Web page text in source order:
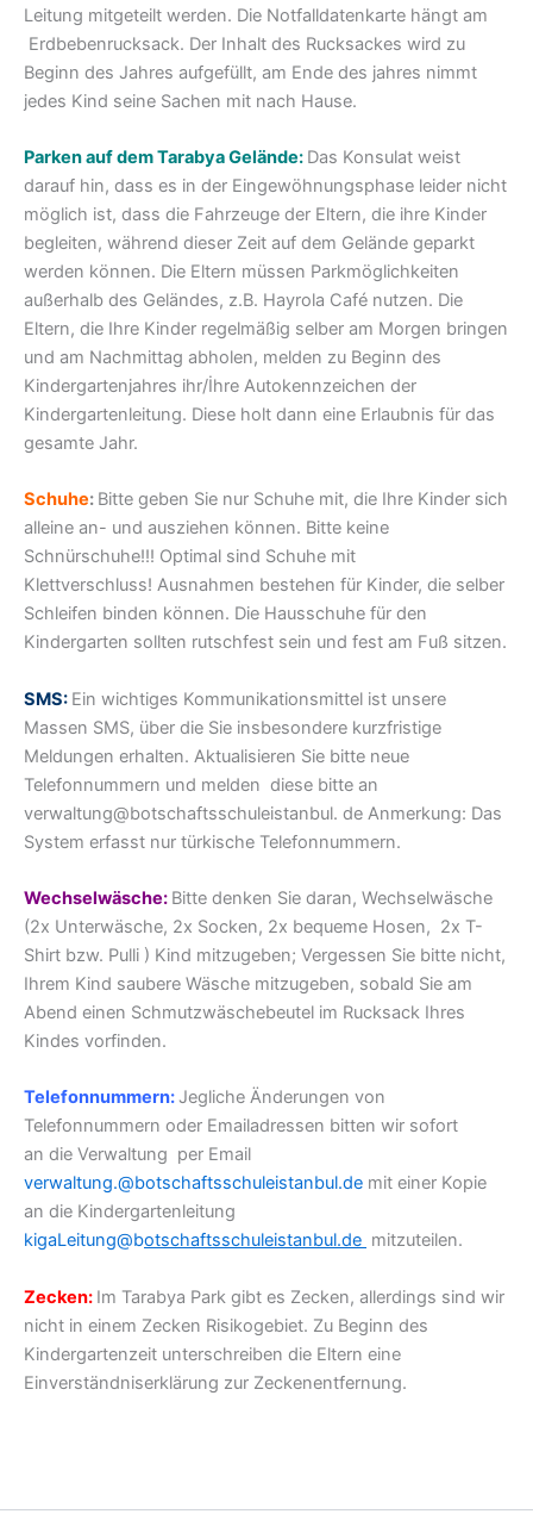
Leitung mitgeteilt werden. Die Notfalldatenkarte hängt am
Erdbebenrucksack. Der Inhalt des Rucksackes wird zu
Beginn des Jahres aufgefüllt, am Ende des jahres nimmt
jedes Kind seine Sachen mit nach Hause.
Parken auf dem Tarabya Gelände: Das Konsulat weist
darauf hin, dass es in der Eingewöhnungsphase leider nicht
möglich ist, dass die Fahrzeuge der Eltern, die ihre Kinder
begleiten, während dieser Zeit auf dem Gelände geparkt
werden können. Die Eltern müssen Parkmöglichkeiten
außerhalb des Geländes, z.B. Hayrola Café nutzen. Die
Eltern, die Ihre Kinder regelmäßig selber am Morgen bringen
und am Nachmittag abholen, melden zu Beginn des
Kindergartenjahres ihr/İhre Autokennzeichen der
Kindergartenleitung. Diese holt dann eine Erlaubnis für das
gesamte Jahr.
Schuhe: Bitte geben Sie nur Schuhe mit, die Ihre Kinder sich
alleine an- und ausziehen können. Bitte keine
Schnürschuhe!!! Optimal sind Schuhe mit
Klettverschluss! Ausnahmen bestehen für Kinder, die selber
Schleifen binden können. Die Hausschuhe für den
Kindergarten sollten rutschfest sein und fest am Fuß sitzen.
SMS: Ein wichtiges Kommunikationsmittel ist unsere
Massen SMS, über die Sie insbesondere kurzfristige
Meldungen erhalten. Aktualisieren Sie bitte neue
Telefonnummern und melden diese bitte an
verwaltung@botschaftsschuleistanbul. de Anmerkung: Das
System erfasst nur türkische Telefonnummern.
Wechselwäsche: Bitte denken Sie daran, Wechselwäsche
(2x Unterwäsche, 2x Socken, 2x bequeme Hosen, 2x T-
Shirt bzw. Pulli ) Kind mitzugeben; Vergessen Sie bitte nicht,
Ihrem Kind saubere Wäsche mitzugeben, sobald Sie am
Abend einen Schmutzwäschebeutel im Rucksack Ihres
Kindes vorfinden.
Telefonnummern: Jegliche Änderungen von
Telefonnummern oder Emailadressen bitten wir sofort
an die Verwaltung per Email
verwaltung.@botschaftsschuleistanbul.de mit einer Kopie
an die Kindergartenleitung
kigaLeitung@botschaftsschuleistanbul.de mitzuteilen.
Zecken: Im Tarabya Park gibt es Zecken, allerdings sind wir
nicht in einem Zecken Risikogebiet. Zu Beginn des
Kindergartenzeit unterschreiben die Eltern eine
Einverständniserklärung zur Zeckenentfernung.